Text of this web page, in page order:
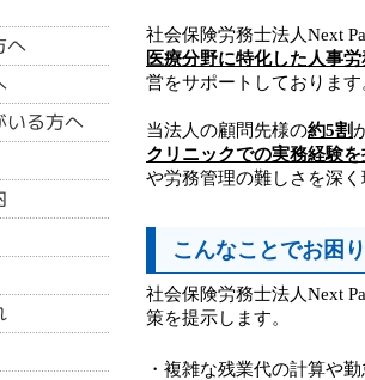
社会保険労務士法人Next
医療分野に特化した人事
営をサポートしております
当法人の顧問先様の約5割
クリニックでの実務経験
や労務管理の難しさを深
こんなことでお困
社会保険労務士法人Next
策を提示します。
・複雑な残業代の計算や